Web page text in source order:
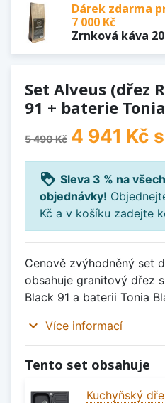
Dárek zdarma
7 000 Kč
Zrnková káva
Set Alveus (dřez
91 + baterie
5 490 Kč 4 941 Kč
loyalty Sleva 3 % na
objednávky!
Kč a v košíku zadejte
Cenově zvýhodněný set
obsahuje granitový dřez
Black 91 a baterii Tonia
expand_more Více informací
Tento set obsahuje
Kuchyňský